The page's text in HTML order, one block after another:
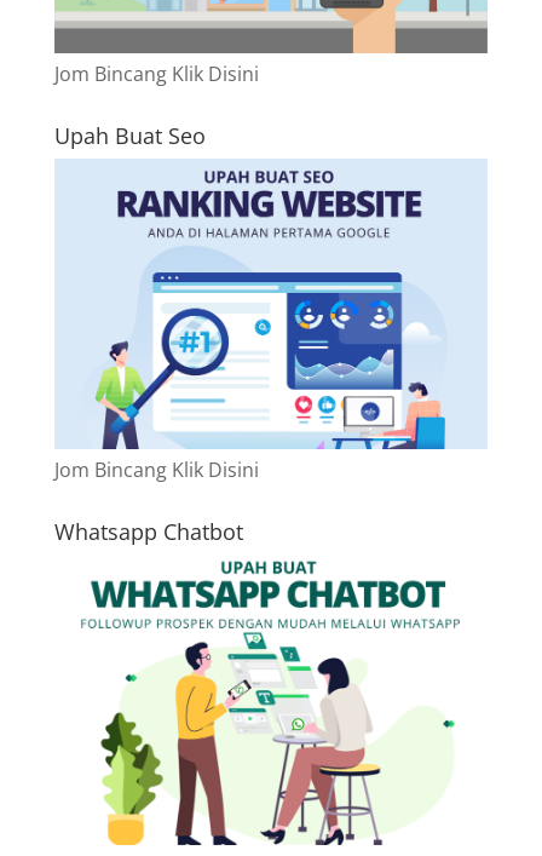
Jom Bincang Klik Disini
Upah Buat Seo
Jom Bincang Klik Disini
Whatsapp Chatbot